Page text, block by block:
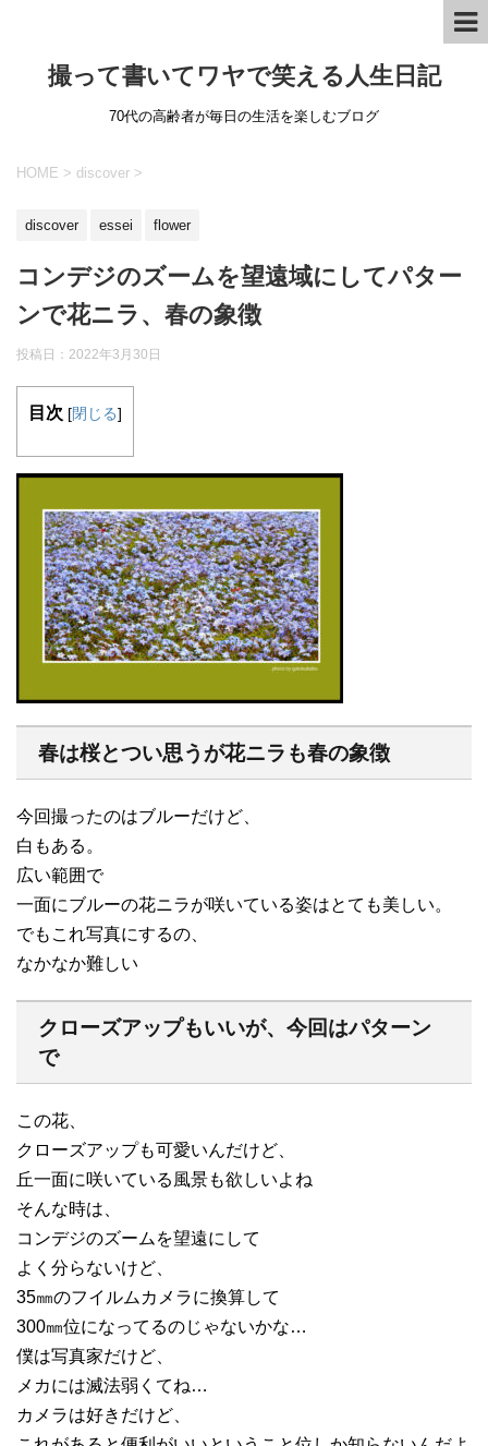
撮って書いてワヤで笑える人生日記
70代の高齢者が毎日の生活を楽しむブログ
HOME > discover >
discover essei flower
コンデジのズームを望遠域にしてパター
ンで花ニラ、春の象徴
投稿日： 2022年3月30日
目次 [閉じる]
春は桜とつい思うが花ニラも春の象徴
今回撮ったのはブルーだけど、
白もある。
広い範囲で
一面にブルーの花ニラが咲いている姿はとても美しい。
でもこれ写真にするの、
なかなか難しい
クローズアップもいいが、今回はパターン
で
この花、
クローズアップも可愛いんだけど、
丘一面に咲いている風景も欲しいよね
そんな時は、
コンデジのズームを望遠にして
よく分らないけど、
35㎜のフイルムカメラに換算して
300㎜位になってるのじゃないかな…
僕は写真家だけど、
メカには滅法弱くてね…
カメラは好きだけど、